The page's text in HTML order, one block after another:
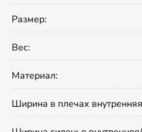
Размер:
Вес:
Материал:
Ширина в плечах